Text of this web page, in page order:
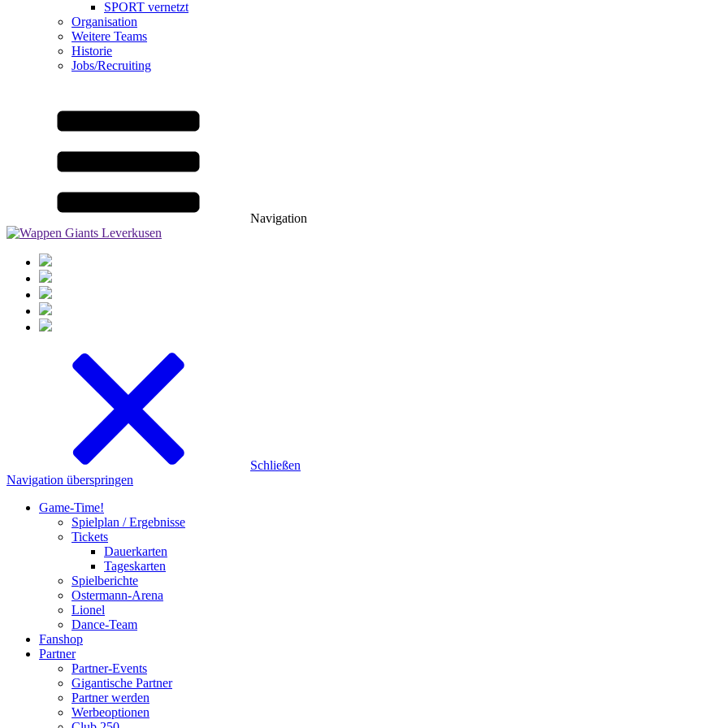
SPORT vernetzt
Organisation
Weitere Teams
Historie
Jobs/Recruiting
Navigation
Schließen
Navigation überspringen
Game-Time!
Spielplan / Ergebnisse
Tickets
Dauerkarten
Tageskarten
Spielberichte
Ostermann-Arena
Lionel
Dance-Team
Fanshop
Partner
Partner-Events
Gigantische Partner
Partner werden
Werbeoptionen